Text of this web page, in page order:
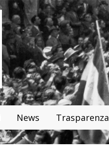
News Trasparenza